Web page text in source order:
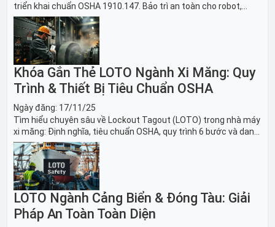
triển khai chuẩn OSHA 1910.147. Bảo trì an toàn cho robot,
băng tải sản xuất ô tô và dây chuyền lắp ráp xe hơi.
Khóa Gắn Thẻ LOTO Ngành Xi Măng: Quy
Trình & Thiết Bị Tiêu Chuẩn OSHA
Ngày đăng: 17/11/25
Tìm hiểu chuyên sâu về Lockout Tagout (LOTO) trong nhà máy
xi măng: Định nghĩa, tiêu chuẩn OSHA, quy trình 6 bước và danh
sách thiết bị LOTO thiết yếu. Giải pháp bảo trì lò nung, máy
nghiền an toàn.
LOTO Ngành Cảng Biển & Đóng Tàu: Giải
Pháp An Toàn Toàn Diện